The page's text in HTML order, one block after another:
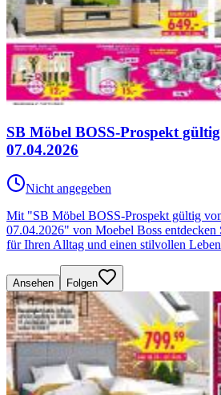
SB Möbel BOSS-Prospekt
07.04.2026
Nicht angegeben
Mit "SB Möbel BOSS-Prospekt gültig
07.04.2026" von Moebel Boss
für Ihren Alltag und einen stilvollen
Ansehen Folgen